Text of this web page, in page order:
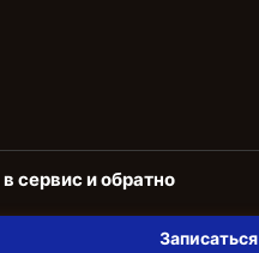
сервис и обратно
Записаться